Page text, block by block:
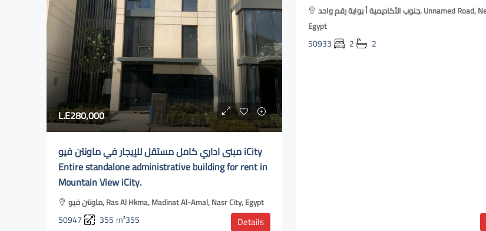
L.E280,000
مبنى اداري كامل مستقل للإيجار في ماونتن فيو iCity
Entire standalone administrative building for rent in
Mountain View iCity.
ماونتن فيو, Ras Al Hkma, Madinat Al-Amal, Nasr City, Egypt
50947 355 m²355 Details
جنوب الأكاديمية أ بوابة رقم واحد, Unnamed Road, New Cairo 1,
Egypt
50933 2 2